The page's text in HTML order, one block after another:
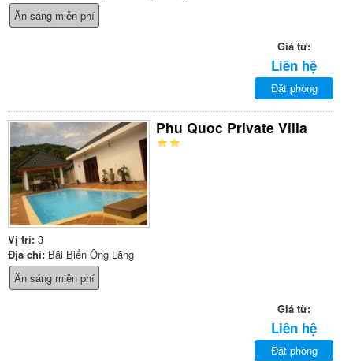
Ăn sáng miễn phí
Giá từ:
Liên hệ
Đặt phòng
Phu Quoc Private Villa
Vị trí: 3
Địa chỉ: Bãi Biển Ông Lãng
Ăn sáng miễn phí
Giá từ:
Liên hệ
Đặt phòng